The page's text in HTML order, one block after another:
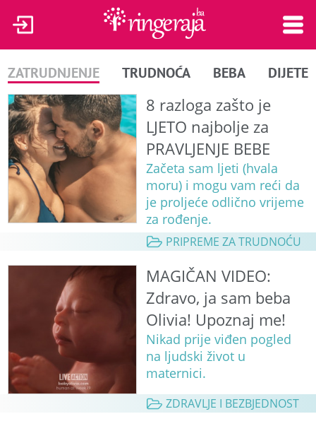
ZATRUDNJENJE TRUDNOĆA BEBA DIJETE
8 razloga zašto je
LJETO najbolje za
PRAVLJENJE BEBE
Začeta sam ljeti (hvala
moru) i mogu vam reći da
je proljeće odlično vrijeme
za rođenje.
PRIPREME ZA TRUDNOĆU
MAGIČAN VIDEO:
Zdravo, ja sam beba
Olivia! Upoznaj me!
Nikad prije viđen pogled
na ljudski život u
maternici.
ZDRAVLJE I BEZBJEDNOST